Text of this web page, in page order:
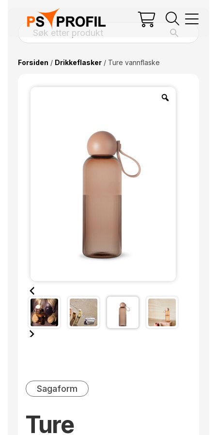
Forsiden / Drikkeflasker/ Ture vannflaske
Sagaform
Ture